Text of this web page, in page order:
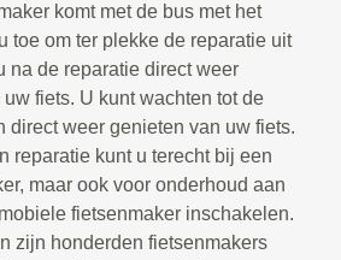
komt met de bus met het
toe om ter plekke de reparatie uit
na de reparatie direct weer
fiets. U kunt wachten tot de
direct weer genieten van uw fiets.
reparatie kunt u terecht bij een
maar ook voor onderhoud aan
fietsenmaker inschakelen.
zijn honderden fietsenmakers